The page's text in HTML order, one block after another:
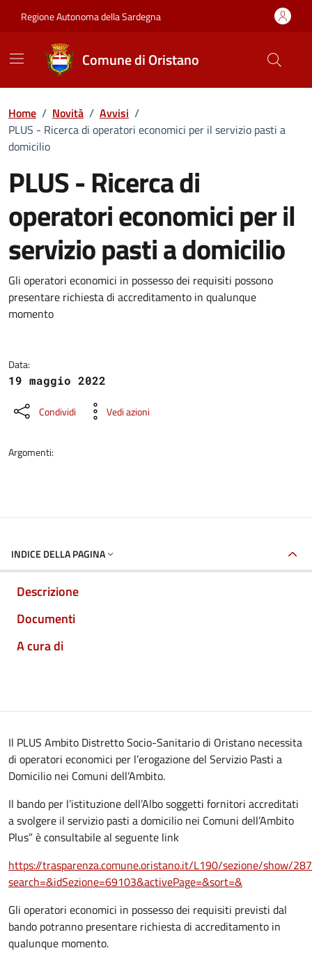
Regione Autonoma della Sardegna
Comune di Oristano
Home / Novità / Avvisi /
PLUS - Ricerca di operatori economici per il servizio pasti a
domicilio
PLUS - Ricerca di
operatori economici per il
servizio pasti a domicilio
Dettagli della notizia
Gli operatori economici in possesso dei requisiti possono
presentare richiesta di accreditamento in qualunque
momento
Data:
19 maggio 2022
Condividi Vedi azioni
Argomenti:
INDICE DELLA PAGINA
Descrizione
Documenti
A cura di
Il PLUS Ambito Distretto Socio-Sanitario di Oristano necessita
di operatori economici per l’erogazione del Servizio Pasti a
Domicilio nei Comuni dell’Ambito.
Il bando per l’istituzione dell’Albo soggetti fornitori accreditati
a svolgere il servizio pasti a domicilio nei Comuni dell’Ambito
Plus” è consultabile al seguente link
https://trasparenza.comune.oristano.it/L190/sezione/show/
search=&idSezione=69103&activePage=&sort=&
Gli operatori economici in possesso dei requisiti previsti dal
bando potranno presentare richiesta di accreditamento in
qualunque momento.